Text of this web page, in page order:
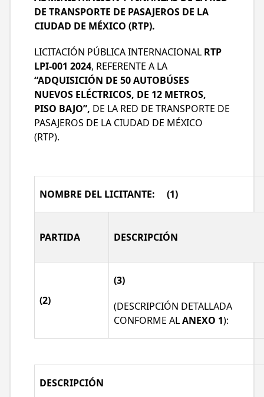
REVERSA, CON PANTALLA DE 10” MÍNIMO
EN TABLERO, ACCESIBILIDAD UNIVERSAL AL
100% PARA PERSONAS CON DISCAPACIDAD;
INCLUYE INSTALACIÓN DE
INFRAESTRUCTURA DE CARGA ELÉCTRICA
EN GENERAL DE AUTOBUSES.
DE TRANSPORTE DE PASAJEROS DE LA
CIUDAD DE MÉXICO (RTP).
LICITACIÓN PÚBLICA INTERNACIONAL RTP
LPI-001 2024, REFERENTE A LA
“ADQUISICIÓN DE 50 AUTOBÚSES
NUEVOS ELÉCTRICOS, DE 12 METROS,
PISO BAJO”, DE LA RED DE TRANSPORTE DE
PASAJEROS DE LA CIUDAD DE MÉXICO
(RTP).
NOMBRE DEL LICITANTE: (1)
PARTIDA DESCRIPCIÓN
(2)
(3)
(DESCRIPCIÓN DETALLADA
CONFORME ALANEXO 1):
DESCRIPCIÓN